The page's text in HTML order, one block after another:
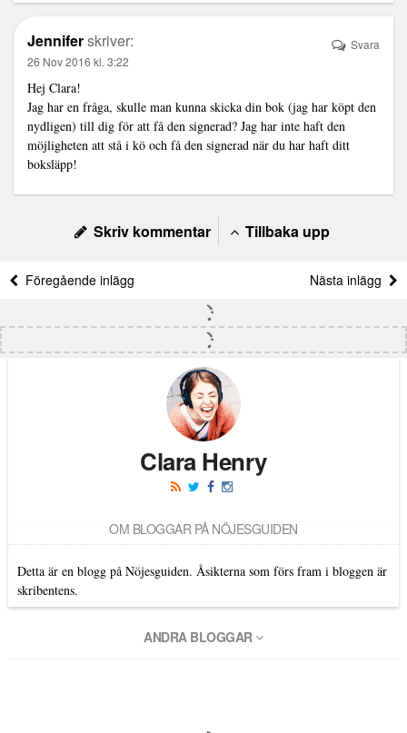
Jenniferskriver:
26 Nov 2016 kl. 3:22
Hej Clara!
Jag har en fråga, skulle man kunna skicka din bok (jag har köpt den
nydligen) till dig för att få den signerad? Jag har inte haft den
möjligheten att stå i kö och få den signerad när du har haft ditt
boksläpp!
Svara
Skriv kommentar Tillbaka upp
Föregående inlägg Nästa inlägg
Clara Henry
OM BLOGGAR PÅ NÖJESGUIDEN
Detta är en blogg på Nöjesguiden. Åsikterna som förs fram i bloggen är
skribentens.
ANDRA BLOGGAR